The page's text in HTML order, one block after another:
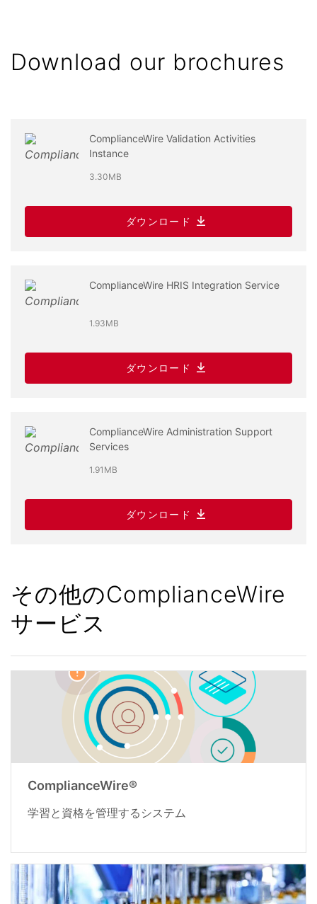
Download our brochures
ComplianceWire Validation Activities
Instance
3.30MB
ダウンロード
ComplianceWire HRIS Integration Service
1.93MB
ダウンロード
ComplianceWire Administration Support
Services
1.91MB
ダウンロード
その他のComplianceWire
サービス
ComplianceWire®
学習と資格を管理するシステム